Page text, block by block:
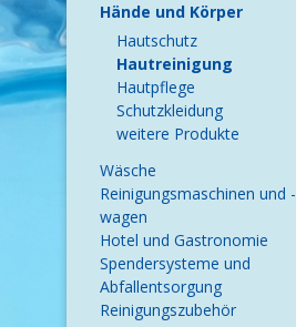
Hände und Körper
Hautschutz
Hautreinigung
Hautpflege
Schutzkleidung
weitere Produkte
Wäsche
Reinigungsmaschinen und -
wagen
Hotel und Gastronomie
Spendersysteme und
Abfallentsorgung
Reinigungszubehör